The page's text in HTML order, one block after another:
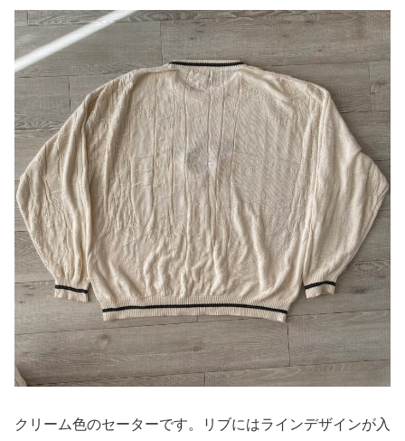
クリーム色のセーターです。リブにはラインデザインが入